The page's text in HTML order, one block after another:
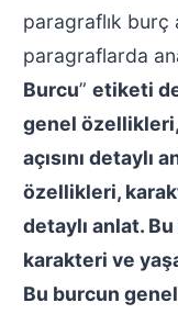
paragraflık burç
paragraflarda
Burcu” etiketi
genel
açısını detaylı
özellikleri,
detaylı anlat.
karakteri ve
Bu burcun